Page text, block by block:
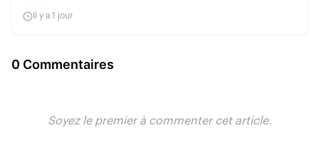
Il y a 1 jour
0 Commentaires
Soyez le premier à commenter cet article.